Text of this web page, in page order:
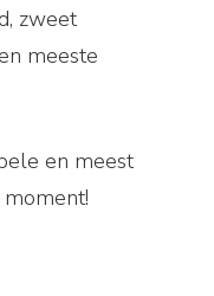
zweet
meeste
en meest